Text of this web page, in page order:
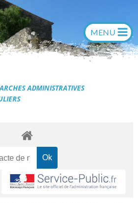
de Générac
ADMINISTRATIVES